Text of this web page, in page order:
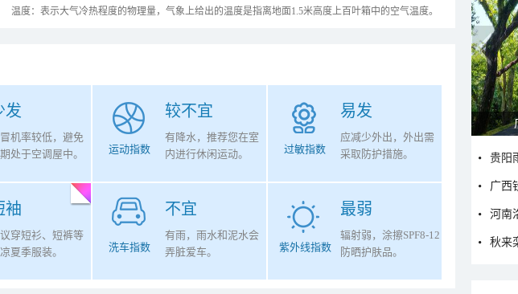
温度：表示大气冷热程度的物理量，气象上给出的温度是指离地面1.5米高度上百叶箱中的空气温度。
发
机率较低，避免
处于空调屋中。
较不宜
运动指数
有降水，推荐您在室
内进行休闲运动。
易发
过敏指数
应减少外出，外出需
采取防护措施。
袖
穿短衫、短裤等
夏季服装。
不宜
洗车指数
有雨，雨水和泥水会
弄脏爱车。
最弱
紫外线指数
辐射弱，涂擦SPF8-12
防晒护肤品。
呼
贵阳
广西
河南
秋来